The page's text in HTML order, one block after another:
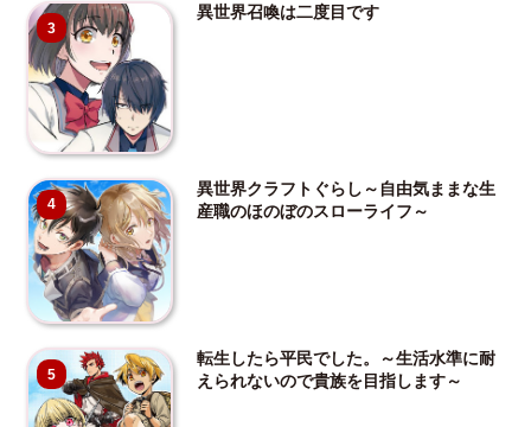
3
異世界召喚は二度目です
4
異世界クラフトぐらし～自由気ままな生
産職のほのぼのスローライフ～
5
転生したら平民でした。～生活水準に耐
えられないので貴族を目指します～